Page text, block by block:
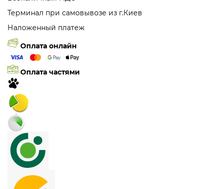
Терминал при самовывозе из г.Киев
Наложенный платеж
Оплата онлайн
Оплата частями